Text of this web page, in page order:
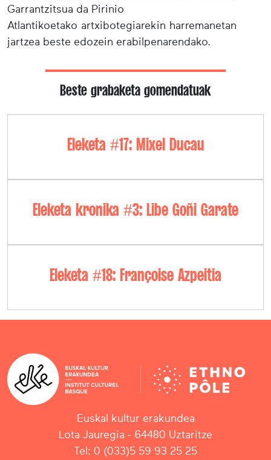
Garrantzitsua da Pirinio
Atlantikoetako artxibotegiarekin harremanetan
jartzea beste edozein erabilpenarendako.
Beste grabaketa gomendatuak
Eleketa #17: Mixel Ducau
Eleketa kronika #3: Libe Goñi Garate
Eleketa #18: Françoise Azpeitia
Euskal kultur erakundea
Lota Jauregia - 64480 Uztaritze
Tel: 0 (033)5 59 93 25 25